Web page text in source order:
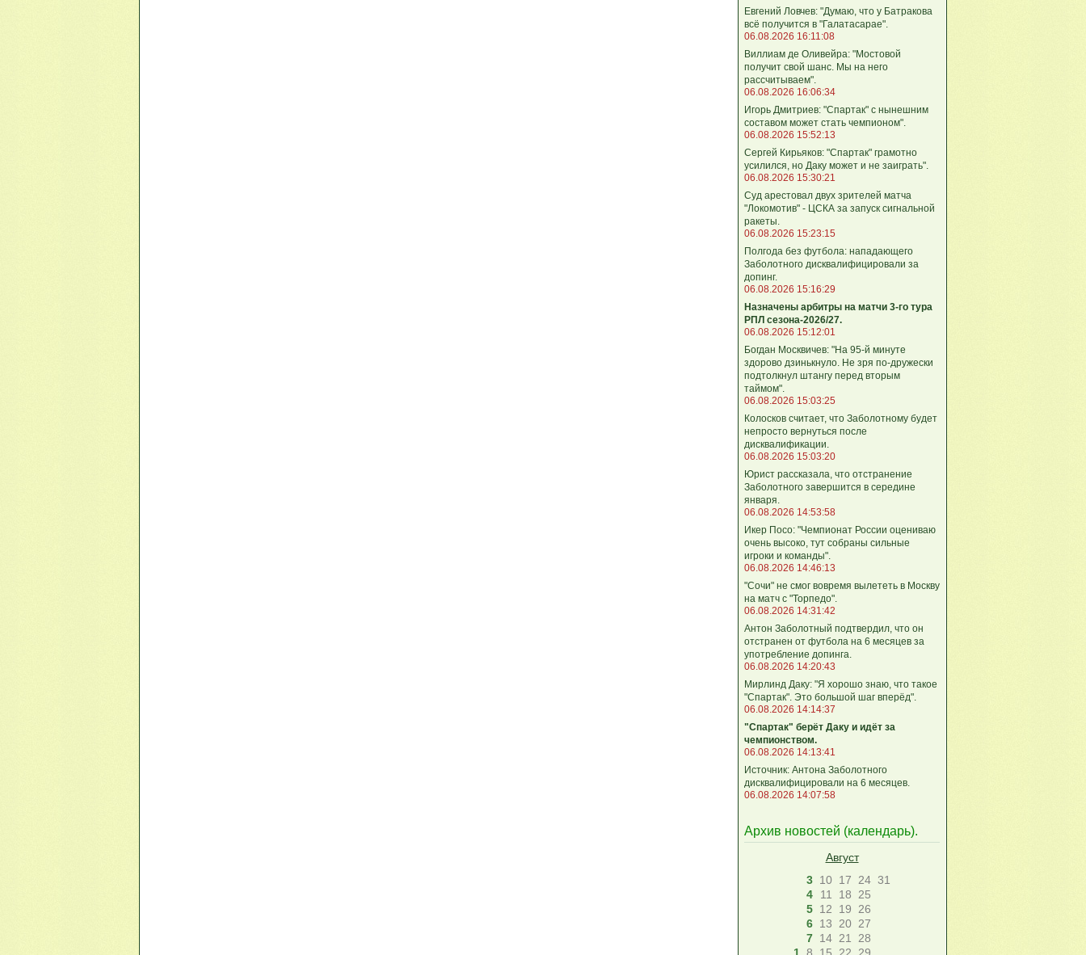
Евгений Ловчев: "Думаю, что у Батракова
всё получится в "Галатасарае".
06.08.2026 16:11:08
Виллиам де Оливейра: "Мостовой
получит свой шанс. Мы на него
рассчитываем".
06.08.2026 16:06:34
Игорь Дмитриев: "Спартак" с нынешним
составом может стать чемпионом".
06.08.2026 15:52:13
Сергей Кирьяков: "Спартак" грамотно
усилился, но Даку может и не заиграть".
06.08.2026 15:30:21
Суд арестовал двух зрителей матча
"Локомотив" - ЦСКА за запуск сигнальной
ракеты.
06.08.2026 15:23:15
Полгода без футбола: нападающего
Заболотного дисквалифицировали за
допинг.
06.08.2026 15:16:29
Назначены арбитры на матчи 3-го тура
РПЛ сезона-2026/27.
06.08.2026 15:12:01
Богдан Москвичев: "На 95‑й минуте
здорово дзинькнуло. Не зря по‑дружески
подтолкнул штангу перед вторым
таймом".
06.08.2026 15:03:25
Колосков считает, что Заболотному будет
непросто вернуться после
дисквалификации.
06.08.2026 15:03:20
Юрист рассказала, что отстранение
Заболотного завершится в середине
января.
06.08.2026 14:53:58
Икер Посо: "Чемпионат России оцениваю
очень высоко, тут собраны сильные
игроки и команды".
06.08.2026 14:46:13
"Сочи" не смог вовремя вылететь в Москву
на матч с "Торпедо".
06.08.2026 14:31:42
Антон Заболотный подтвердил, что он
отстранен от футбола на 6 месяцев за
употребление допинга.
06.08.2026 14:20:43
Мирлинд Даку: "Я хорошо знаю, что такое
"Спартак". Это большой шаг вперёд".
06.08.2026 14:14:37
"Спартак" берёт Даку и идёт за
чемпионством.
06.08.2026 14:13:41
Источник: Антона Заболотного
дисквалифицировали на 6 месяцев.
06.08.2026 14:07:58
Архив новостей (календарь).
Август
3 10 17 24 31
4
11 18
25
5 12 19
26
6 13 20 27
7 14 21
28